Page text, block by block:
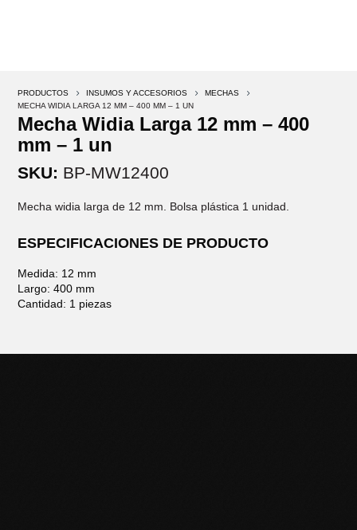
PRODUCTOS 5 INSUMOS Y ACCESORIOS 5 MECHAS 5
MECHA WIDIA LARGA 12 MM – 400 MM – 1 UN
Mecha Widia Larga 12 mm – 400
mm – 1 un
SKU: BP-MW12400
Mecha widia larga de 12 mm. Bolsa plástica 1 unidad.
ESPECIFICACIONES DE PRODUCTO
Medida: 12 mm
Largo: 400 mm
Cantidad: 1 piezas